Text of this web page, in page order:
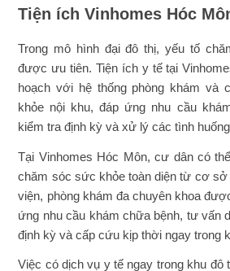
Tiện ích Vinhomes Hóc
Trong mô hình đại đô thị, yếu tố
được ưu tiên. Tiện ích y tế tại
hoạch với hệ thống phòng khám
khỏe nội khu, đáp ứng nhu cầu
kiểm tra định kỳ và xử lý các tình
Tại Vinhomes Hóc Môn, cư dân có
chăm sóc sức khỏe toàn diện từ cơ sở
viện, phòng khám đa chuyên khoa
ứng nhu cầu khám chữa bệnh, tư vấn
định kỳ và cấp cứu kịp thời ngay trong
Việc có dịch vụ y tế ngay trong khu đô